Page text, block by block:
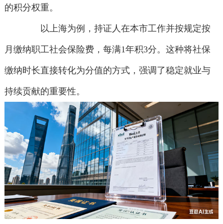
的积分权重。
以上海为例，持证人在本市工作并按规定按
月缴纳职工社会保险费，每满1年积3分。这种将社保
缴纳时长直接转化为分值的方式，强调了稳定就业与
持续贡献的重要性。